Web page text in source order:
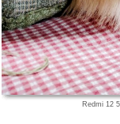
Redmi 12